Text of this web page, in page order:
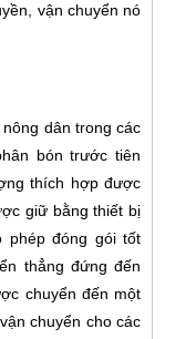
vận chuyển nó
dân trong các
bón trước tiên
thích hợp được
giữ bằng thiết bị
phép đóng gói tốt
thẳng đứng đến
chuyển đến một
chuyển cho các